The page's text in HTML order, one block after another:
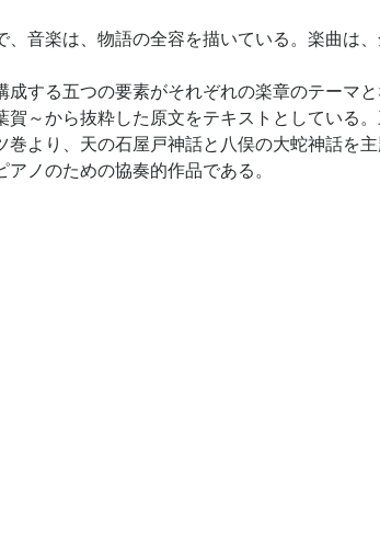
音楽は、物語の全容を描いている。楽曲は
する五つの要素がそれぞれの楽章のテーマ
～から抜粋した原文をテキストとしている
より、天の石屋戸神話と八俣の大蛇神話を
ノのための協奏的作品である。